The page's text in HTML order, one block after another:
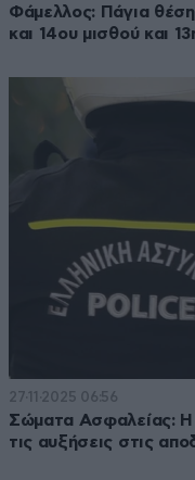
Φάμελλος: Πάγια
και 14ου μισθού και
27·11·2025 06:56
Σώματα Ασφαλείας: Η
τις αυξήσεις στις